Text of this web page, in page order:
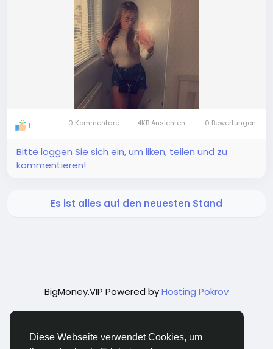
Diese Webseite verwendet Cookies, um
1 0 Kommentare 4KB Ansichten 0 Bewertungen
Bitte loggen Sie sich ein, um liken, teilen und zu
kommentieren!
Es ist alles auf den neuesten Stand
BigMoney.VIP Powered byHosting Pokrov